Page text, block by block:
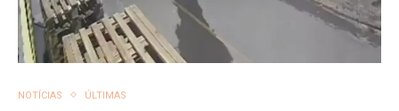
NOTÍCIAS ÚLTIMAS